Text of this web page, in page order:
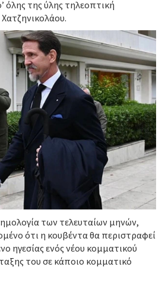
της ύλης τηλεοπτική
των τελευταίων μηνών,
ότι η κουβέντα θα περιστραφεί
ηγεσίας ενός νέου κομματικού
του σε κάποιο κομματικό